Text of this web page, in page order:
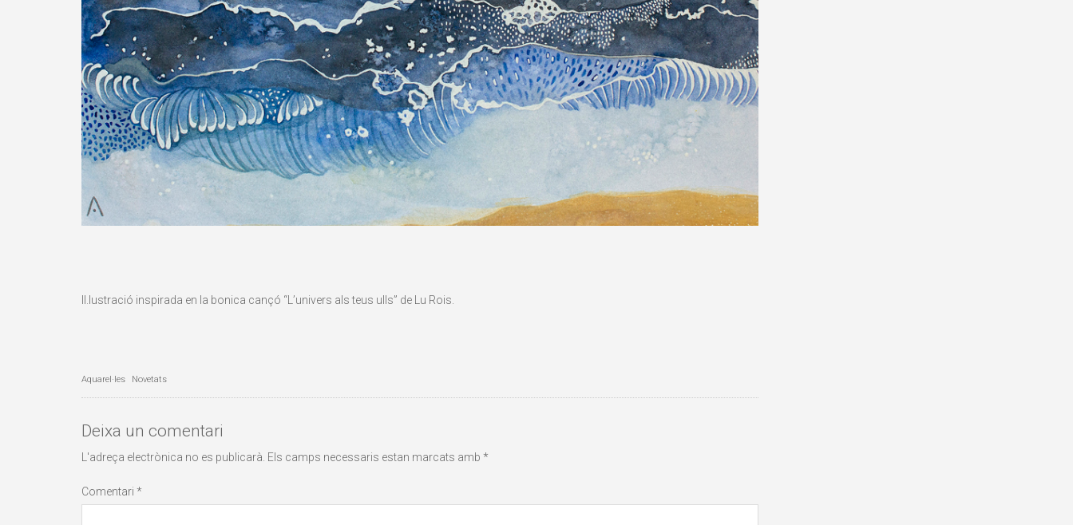
Il.lustració inspirada en la bonica cançó “L’univers als teus ulls” de Lu Rois.
Aquarel·les Novetats
Deixa un comentari
L'adreça electrònica no es publicarà. Els camps necessaris estan marcats amb *
Comentari *